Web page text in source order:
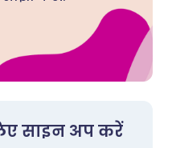
साइन अप करें